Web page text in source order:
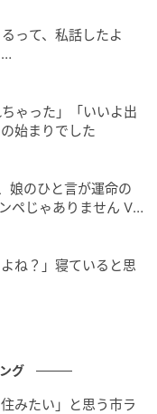
アル掲出
垂幕をはじめ館
』の
ュアルを掲出。
ージや、渋谷スク
々な場所で、イ
す。
ャルなグッズ
って、私話したよ
ゃった」「いいよ出
始まりでした
娘のひと言が運命の
ペじゃありません Vo
ね？」寝ていると思
グ
みたい」と思う市ラ